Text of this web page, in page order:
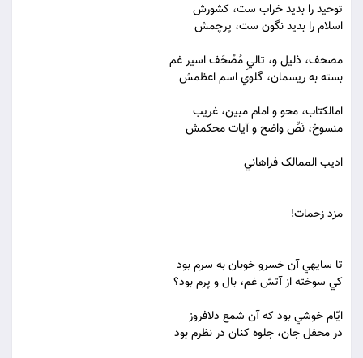
توحيد را بديد خراب ست، کشورش
اسلام را بديد نگون ست، پرچمش
مصحف، ذليل و، تاليِ مُصْحَف اسير غم
بسته به ريسمان، گلوي اسم اعظمش
ام‏الکتاب، محو و امام مبين، غريب
منسوخ، نَصِّ واضح و آيات محکمش
اديب الممالک فراهاني
مزد زحمات!
تا سايه‏ي آن خسرو خوبان به سرم بود
کي سوخته از آتش غم، بال و پرم بود؟
ايّام خوشي بود که آن شمع دل‏افروز
در محفل جان، جلوه کنان در نظرم بود